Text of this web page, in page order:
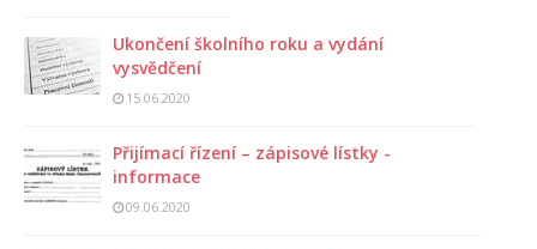
Ukončení školního roku a vydání
vysvědčení
15.06.2020
Přijímací řízení – zápisové lístky -
informace
09.06.2020